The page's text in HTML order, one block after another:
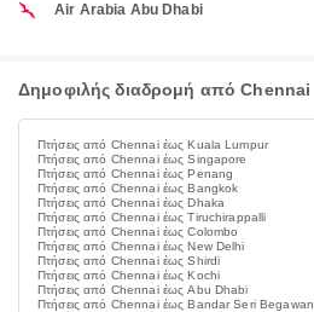
Air Arabia Abu Dhabi
Δημοφιλής διαδρομή από Chennai
Πτήσεις από Chennai έως Kuala Lumpur
Πτήσεις από Chennai έως Singapore
Πτήσεις από Chennai έως Penang
Πτήσεις από Chennai έως Bangkok
Πτήσεις από Chennai έως Dhaka
Πτήσεις από Chennai έως Tiruchirappalli
Πτήσεις από Chennai έως Colombo
Πτήσεις από Chennai έως New Delhi
Πτήσεις από Chennai έως Shirdi
Πτήσεις από Chennai έως Kochi
Πτήσεις από Chennai έως Abu Dhabi
Πτήσεις από Chennai έως Bandar Seri Begawan